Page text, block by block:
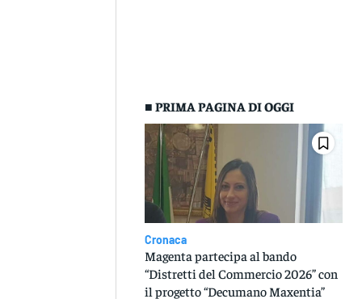
■ PRIMA PAGINA DI OGGI
Cronaca
Magenta partecipa al bando
“Distretti del Commercio 2026” con
il progetto “Decumano Maxentia”